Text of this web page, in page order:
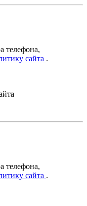
телефона,
сайта .
телефона,
сайта .